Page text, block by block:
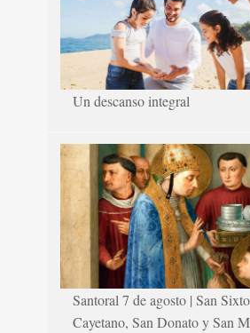
Un descanso integral
Santoral 7 de agosto | San
Cayetano, San Donato y San